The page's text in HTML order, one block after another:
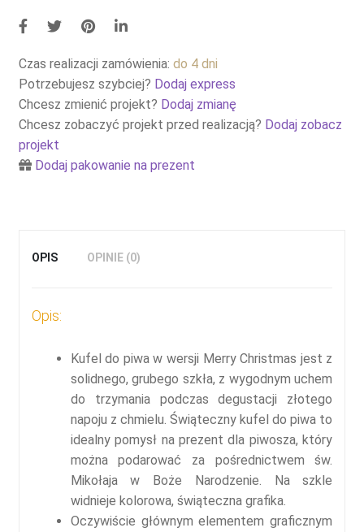
Czas realizacji zamówienia: do 4 dni
Potrzebujesz szybciej? Dodaj express
Chcesz zmienić projekt? Dodaj zmianę
Chcesz zobaczyć projekt przed realizacją? Dodaj zobacz
projekt
Dodaj pakowanie na prezent
OPIS OPINIE (0)
Opis:
Kufel do piwa w wersji Merry Christmas jest z
solidnego, grubego szkła, z wygodnym uchem
do trzymania podczas degustacji złotego
napoju z chmielu. Świąteczny kufel do piwa to
idealny pomysł na prezent dla piwosza, który
można podarować za pośrednictwem św.
Mikołaja w Boże Narodzenie. Na szkle
widnieje kolorowa, świąteczna grafika.
Oczywiście głównym elementem graficznym